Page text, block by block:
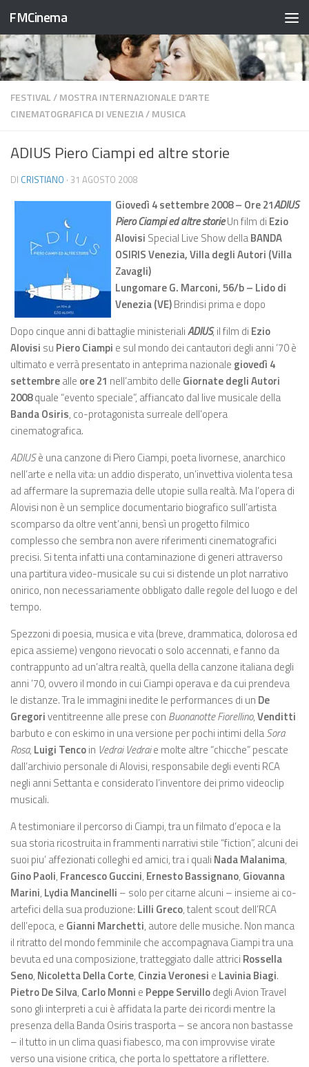
Salta al contenuto
FMCinema
FESTIVAL/MOSTRA INTERNAZIONALE D’ARTE
CINEMATOGRAFICA DI VENEZIA/MUSICA
ADIUS Piero Ciampi ed altre storie
DI CRISTIANO · 31 AGOSTO 2008
Giovedì 4 settembre 2008 – Ore 21ADIUS
Piero Ciampi ed altre storieUn film di Ezio
Alovisi Special Live Show dellaBANDA
OSIRIS Venezia, Villa degli Autori (Villa
Zavagli)
Lungomare G. Marconi, 56/b – Lido di
Venezia (VE)Brindisi prima e dopo
Dopo cinque anni di battaglie ministerialiADIUS, il film di Ezio
Alovisi su Piero Ciampi e sul mondo dei cantautori degli anni ’70 è
ultimato e verrà presentato in anteprima nazionale giovedì 4
settembrealle ore 21 nell’ambito delle Giornate degli Autori
2008quale “evento speciale”, affiancato dal live musicale della
Banda Osiris, co-protagonista surreale dell’opera
cinematografica.
ADIUSè una canzone di Piero Ciampi, poeta livornese, anarchico
nell’arte e nella vita: un addio disperato, un’invettiva violenta tesa
ad affermare la supremazia delle utopie sulla realtà. Ma l’opera di
Alovisi non è un semplice documentario biografico sull’artista
scomparso da oltre vent’anni, bensì un progetto filmico
complesso che sembra non avere riferimenti cinematografici
precisi. Si tenta infatti una contaminazione di generi attraverso
una partitura video-musicale su cui si distende un plot narrativo
onirico, non necessariamente obbligato dalle regole del luogo e del
tempo.
Spezzoni di poesia, musica e vita (breve, drammatica, dolorosa ed
epica assieme) vengono rievocati o solo accennati, e fanno da
contrappunto ad un’altra realtà, quella della canzone italiana degli
anni ’70, ovvero il mondo in cui Ciampi operava e da cui prendeva
le distanze. Tra le immagini inedite le performances di un De
Gregoriventitreenne alle prese con Buonanotte Fiorellino,Venditti
barbuto e con eskimo in una versione per pochi intimi dellaSora
Rosa, Luigi Tencoin Vedrai Vedraie molte altre “chicche” pescate
dall’archivio personale di Alovisi, responsabile degli eventi RCA
negli anni Settanta e considerato l’inventore dei primo videoclip
musicali.
A testimoniare il percorso di Ciampi, tra un filmato d’epoca e la
sua storia ricostruita in frammenti narrativi stile “fiction”, alcuni dei
suoi piu’ affezionati colleghi ed amici, tra i quali Nada Malanima,
Gino Paoli, Francesco Guccini, Ernesto Bassignano, Giovanna
Marini, Lydia Mancinelli – solo per citarne alcuni – insieme ai co-
artefici della sua produzione: Lilli Greco, talent scout dell’RCA
dell’epoca, e Gianni Marchetti, autore delle musiche. Non manca
il ritratto del mondo femminile che accompagnava Ciampi tra una
bevuta ed una composizione, tratteggiato dalle attrici Rossella
Seno, Nicoletta Della Corte, Cinzia Veronesi e Lavinia Biagi.
Pietro De Silva, Carlo Monni e Peppe Servillodegli Avion Travel
sono gli interpreti a cui è affidata la parte dei ricordi mentre la
presenza della Banda Osiris trasporta – se ancora non bastasse
– il tutto in un clima quasi fiabesco, ma con improvvise virate
verso una visione critica, che porta lo spettatore a riflettere.